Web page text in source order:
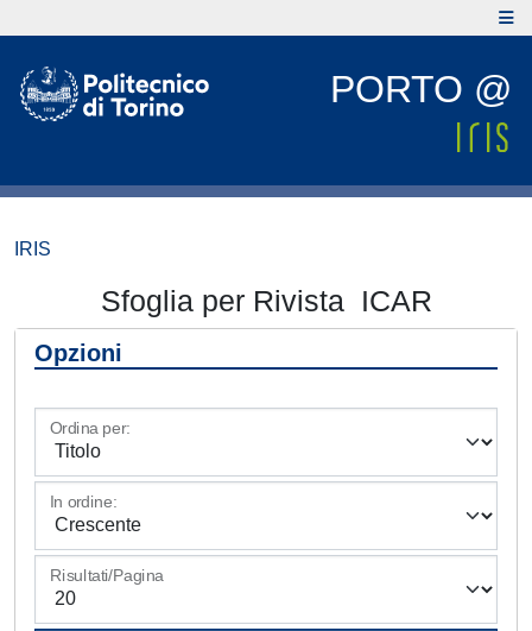
PORTO @
IRIS
Sfoglia per Rivista ICAR
Opzioni
Ordina per:
In ordine:
Risultati/Pagina